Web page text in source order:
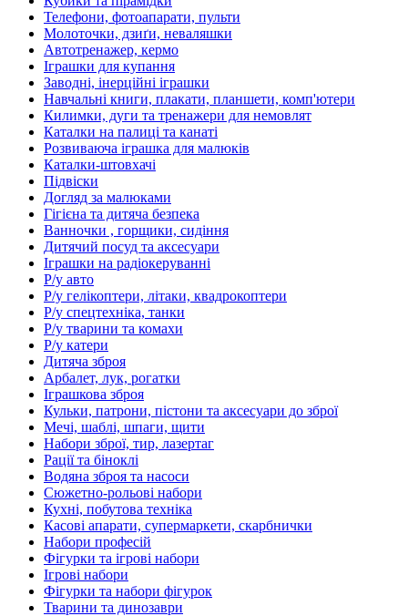
Телефони, фотоапарати, пульти
Молоточки, дзиґи, неваляшки
Автотренажер, кермо
Іграшки для купання
Заводні, інерційні іграшки
Навчальні книги, плакати, планшети, комп'ютери
Килимки, дуги та тренажери для немовлят
Каталки на палиці та канаті
Розвиваюча іграшка для малюків
Каталки-штовхачі
Підвіски
Догляд за малюками
Гігієна та дитяча безпека
Ванночки , горщики, сидіння
Дитячий посуд та аксесуари
Іграшки на радіокеруванні
Р/у авто
Р/у гелікоптери, літаки, квадрокоптери
Р/у спецтехніка, танки
Р/у тварини та комахи
Р/у катери
Дитяча зброя
Арбалет, лук, рогатки
Іграшкова зброя
Кульки, патрони, пістони та аксесуари до зброї
Мечі, шаблі, шпаги, щити
Набори зброї, тир, лазертаг
Рації та біноклі
Водяна зброя та насоси
Сюжетно-рольові набори
Кухні, побутова техніка
Касові апарати, супермаркети, скарбнички
Набори професій
Фігурки та ігрові набори
Ігрові набори
Фігурки та набори фігурок
Тварини та динозаври